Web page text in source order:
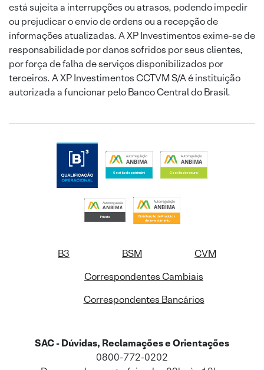
está sujeita a interrupções ou atrasos, podendo impedir
ou prejudicar o envio de ordens ou a recepção de
informações atualizadas. A XP Investimentos exime-se de
responsabilidade por danos sofridos por seus clientes,
por força de falha de serviços disponibilizados por
terceiros. A XP Investimentos CCTVM S/A é instituição
autorizada a funcionar pelo Banco Central do Brasil.
B3 BSM
CVM
Correspondentes Cambiais
Correspondentes Bancários
SAC - Dúvidas, Reclamações e Orientações
0800-772-0202